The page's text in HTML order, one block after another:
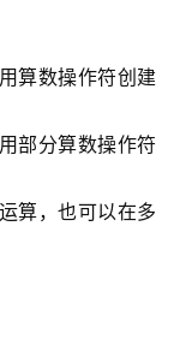
算数操作符创建
部分算数操作符
算，也可以在多